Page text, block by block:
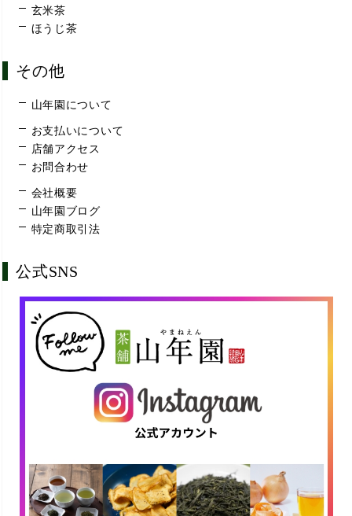
玄米茶
ほうじ茶
その他
山年園について
お支払いについて
店舗アクセス
お問合わせ
会社概要
山年園ブログ
特定商取引法
公式SNS